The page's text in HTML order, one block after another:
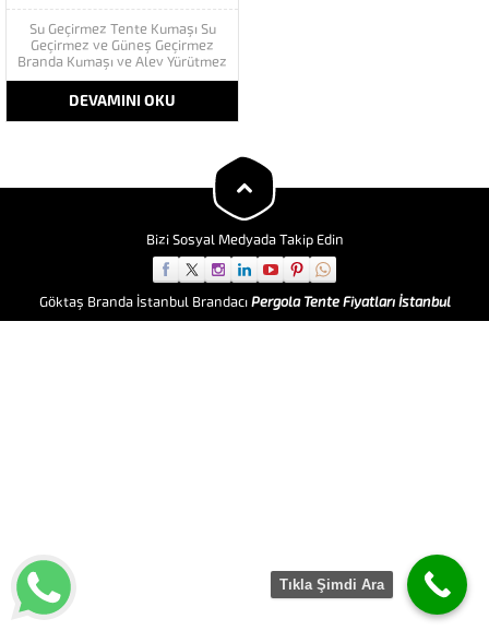
Su Geçirmez Tente Kumaşı Su
Geçirmez ve Güneş Geçirmez
Branda Kumaşı ve Alev Yürütmez
Tenteler gerildikleri ortamları
çeşitli dış etkilerden koruyarak
amaca uygun dizayn edilmiş
branda kumaşlarla örtülü
Çadırlar veya organizasyon
DEVAMINI OKU
Bizi Sosyal Medyada Takip Edin
Göktaş Branda İstanbul Brandacı Pergola Tente Fiyatları İstanbul
Tıkla Şimdi Ara